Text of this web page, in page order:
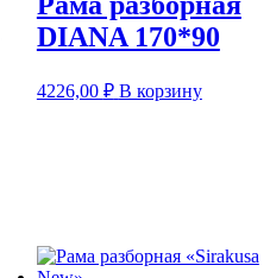
DIANA 170*90
4226,00 ₽ В корзину